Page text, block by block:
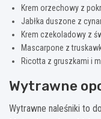
Krem orzechowy z
Jabłka duszone z
Krem czekoladowy z
Mascarpone z
Ricotta z gruszkami i
Wytrawne
Wytrawne naleśniki to